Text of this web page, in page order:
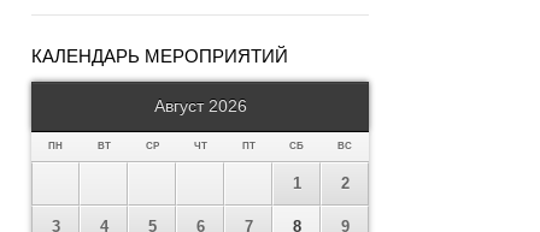
КАЛЕНДАРЬ МЕРОПРИЯТИЙ
Август 2026
ПН ВТ СР ЧТ ПТ СБ ВС
1 2
3 4 5 6 7 8 9